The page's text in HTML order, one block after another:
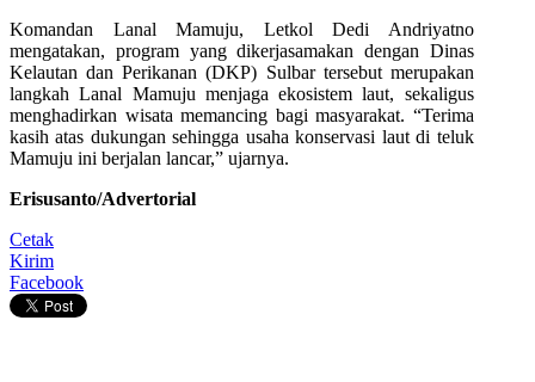
Komandan Lanal Mamuju, Letkol Dedi Andriyatno
mengatakan, program yang dikerjasamakan dengan Dinas
Kelautan dan Perikanan (DKP) Sulbar tersebut merupakan
langkah Lanal Mamuju menjaga ekosistem laut, sekaligus
menghadirkan wisata memancing bagi masyarakat. “Terima
kasih atas dukungan sehingga usaha konservasi laut di teluk
Mamuju ini berjalan lancar,” ujarnya.
Erisusanto/Advertorial
Cetak
Kirim
Facebook